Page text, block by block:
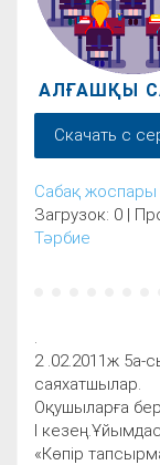
АЛҒАШҚЫ
Скачать с
Сабақ жоспары
Загрузок: 0 |
Тәрбие
2 .02.2011ж
саяхатшылар.
Оқушыларға
І
«Көпір